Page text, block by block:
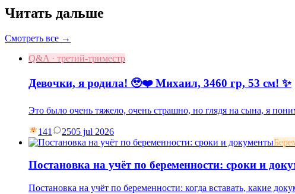
Читать дальше
Смотреть все →
Q&A · третий-триместр
Девочки, я родила! 🥹❤️ Михаил, 3460 гр, 53 см! ✨
Это было очень тяжело, очень страшно, но глядя на сына, я
141 2505 jul 2026
Постановка на учёт по беременности: сроки и
Постановка на учёт по беременности: когда вставать, какие